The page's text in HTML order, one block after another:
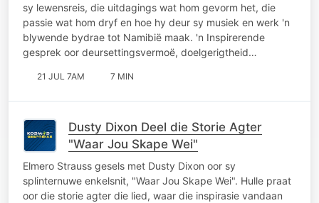
sy lewensreis, die uitdagings wat hom gevorm het, die
passie wat hom dryf en hoe hy deur sy musiek en werk 'n
blywende bydrae tot Namibië maak. 'n Inspirerende
gesprek oor deursettingsvermoë, doelgerigtheid…
21 JUL 7AM 7 MIN
Dusty Dixon Deel die Storie Agter
"Waar Jou Skape Wei"
Elmero Strauss gesels met Dusty Dixon oor sy
splinternuwe enkelsnit, "Waar Jou Skape Wei". Hulle praat
oor die storie agter die lied, waar die inspirasie vandaan